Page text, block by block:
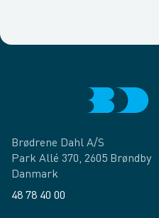
Brødrene Dahl A/S
Park Allé 370, 2605 Brøndby
Danmark
48 78 40 00